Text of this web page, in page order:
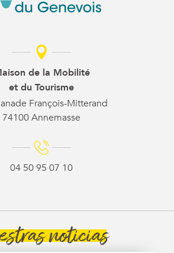
de la Mobilité
et du Tourisme
François-Mitterand
74100 Annemasse
04 50 95 07 10
noticias